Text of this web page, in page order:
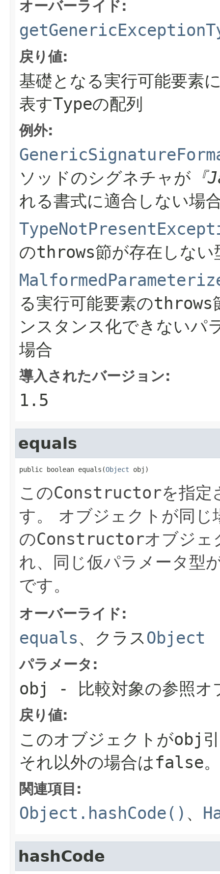
オーバーライド:
戻り値:
基礎となる実行可能要素
表すTypeの配列
例外:
ソッドのシグネチャが
れる書式に適合しない場
のthrows節が存在しな
る実行可能要素のthrows
ンスタンス化できないパ
場合
導入されたバージョン:
1.5
equals
public boolean equals(Object obj)
このConstructorを指定
す。
オブジェクトが同
のConstructorオブジェ
れ、同じ仮パラメータ型
です。
オーバーライド:
equals、クラスObject
パラメータ:
obj - 比較対象の参照オ
戻り値:
このオブジェクトがobj
それ以外の場合はfalse。
関連項目:
Object.hashCode() 、
hashCode